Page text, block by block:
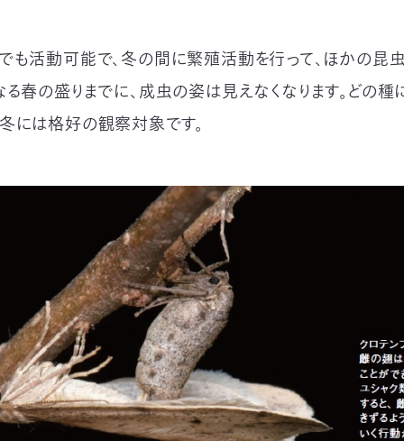
も活動可能で、冬の間に繁殖活動を行って、ほかの昆
春の盛りまでに、成虫の姿は見えなくなります。どの種
には格好の観察対象です。